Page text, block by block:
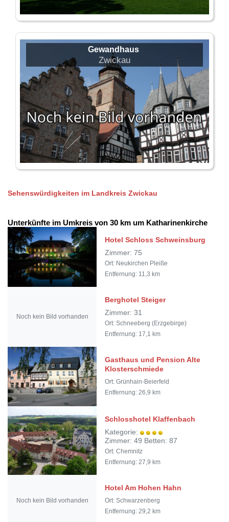
Gewandhaus
Zwickau
Sehenswürdigkeiten im Landkreis Zwickau
Unterkünfte im Umkreis von 30 km um Katharinenkirche
Hotel Schloss Schweinsburg
Zimmer: 75
Ort: Neukirchen Pleiße
Entfernung: 11,3 km
Noch kein Bild vorhanden
Berghotel Steiger
Zimmer: 31
Ort: Schneeberg (Erzgebirge)
Entfernung: 17,1 km
Gasthaus und Pension Alte
Klosterschmiede
Ort: Grünhain-Beierfeld
Entfernung: 26,9 km
Schlosshotel Klaffenbach
Kategorie:
Zimmer: 49 Betten: 87
Ort: Chemnitz
Entfernung: 27,9 km
Noch kein Bild vorhanden
Hotel Am Hohen Hahn
Ort: Schwarzenberg
Entfernung: 29,2 km